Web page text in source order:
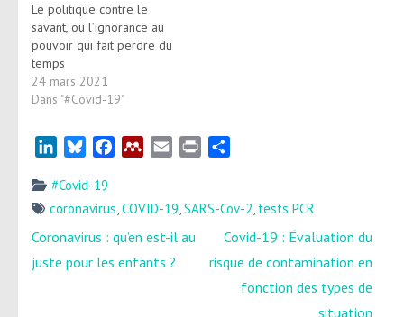
Le politique contre le
savant, ou l’ignorance au
pouvoir qui fait perdre du
temps
24 mars 2021
Dans "#Covid-19"
LinkedInBlueskyFacebookMendeley
Email Print
#Covid-19
coronavirus,COVID-19,SARS-Cov-2, tests PCR
Navigation
de
Coronavirus : qu’en est-il au
juste pour les enfants ?
Covid-19 : Évaluation du
risque de contamination en
fonction des types de
situation